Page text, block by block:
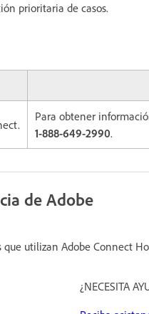
prioritaria de casos.
Para obtener
1-888-649-2990.
de Adobe
utilizan Adobe Connect
¿NECESITA